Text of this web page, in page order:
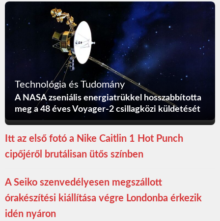
Technológia és Tudomány
A NASA zseniális energiatrükkel hosszabbította
meg a 48 éves Voyager-2 csillagközi küldetését
Itt az első fotó a Nike Caitlin 1 Hot Punch
cipőjéről brutálisan ütős színben
A Seiko szenvedélyesen megszállott
órakészítési kiállítása végre Londonba érkezik
idén nyáron